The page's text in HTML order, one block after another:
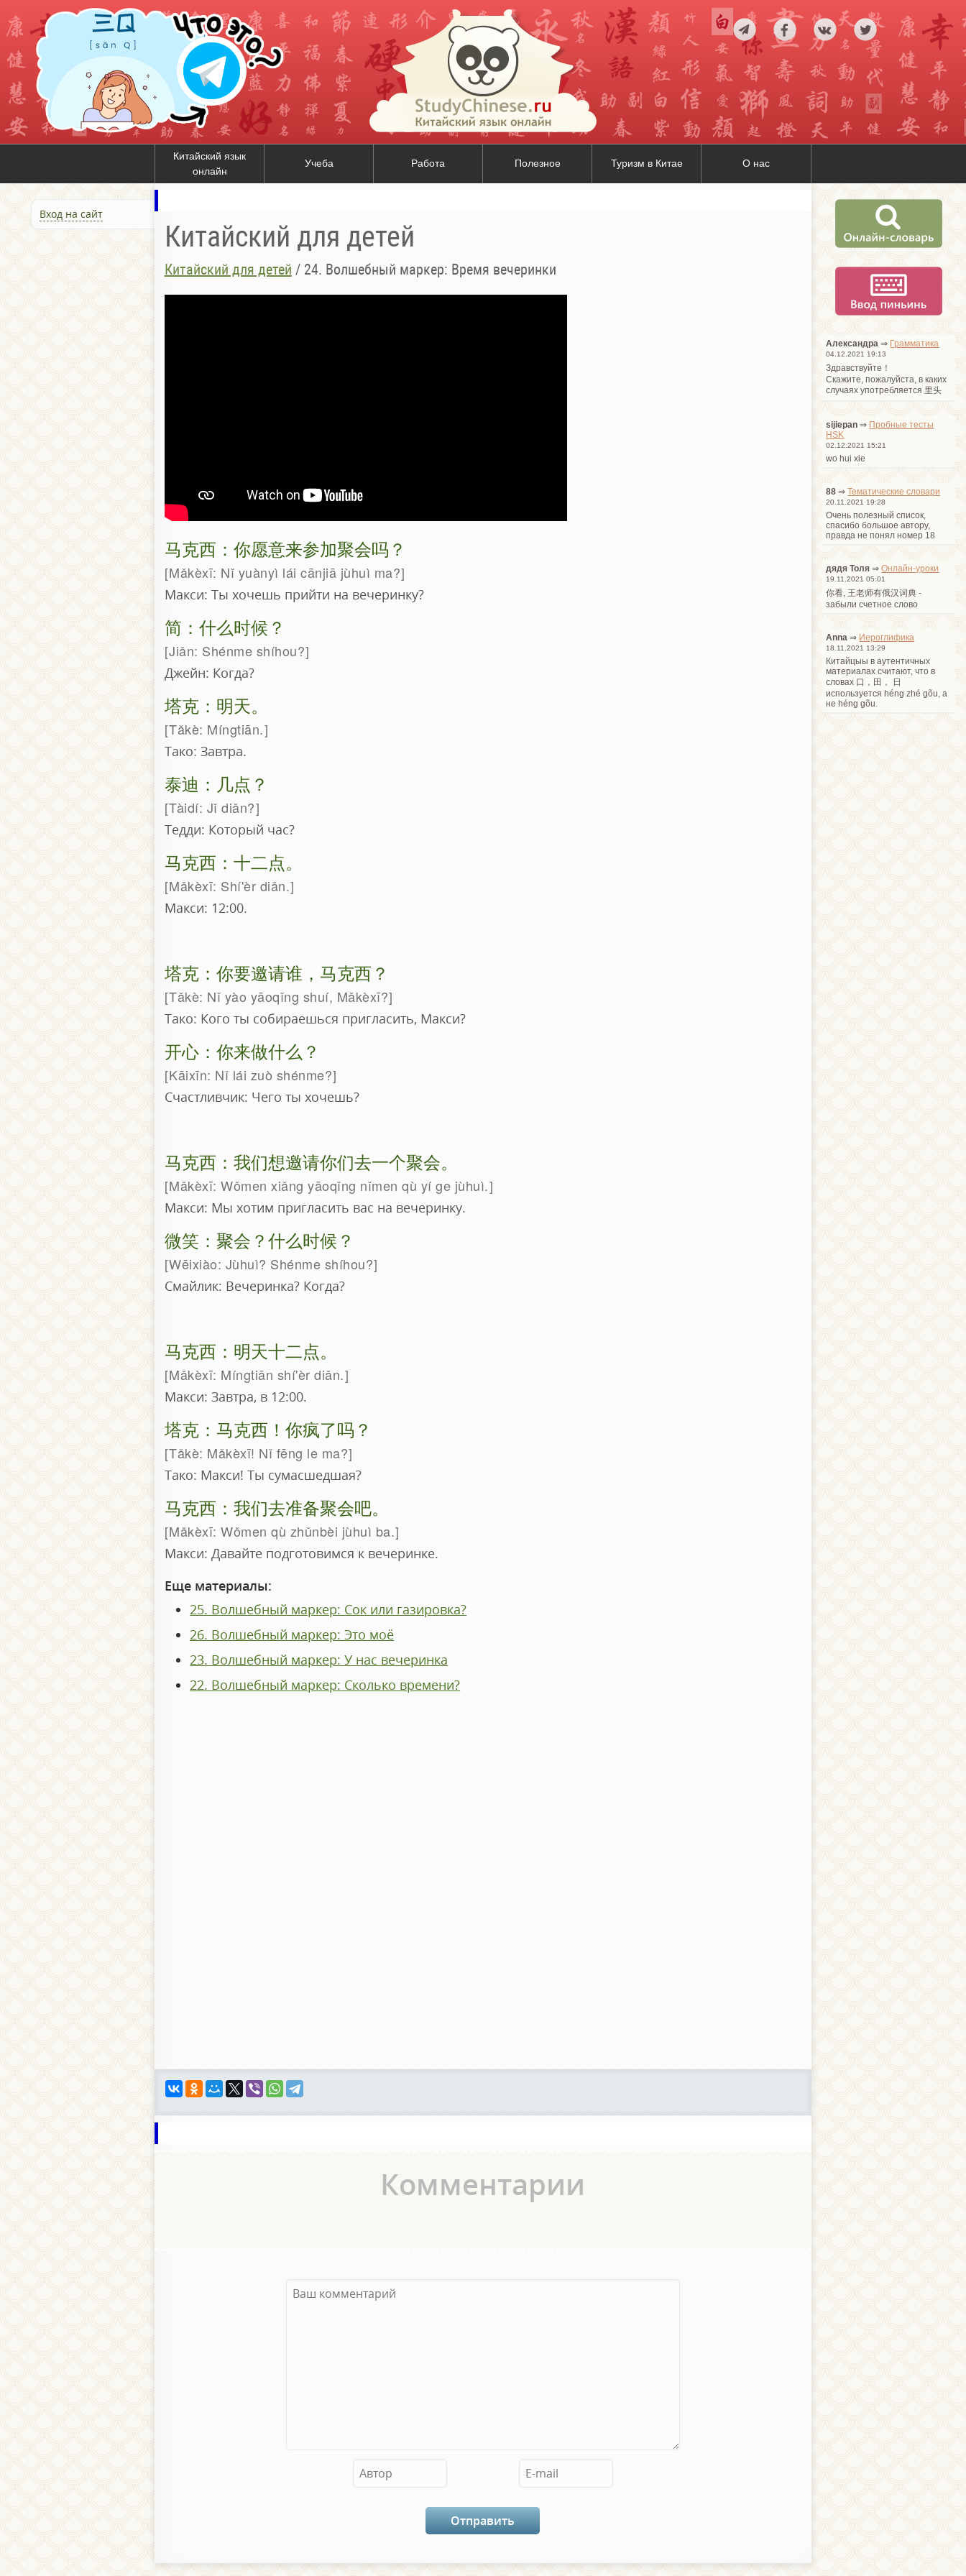
Китайский язык
онлайн
Учеба Работа Полезное Туризм в Китае О нас
Вход на сайт
Китайский для детей
Китайский для детей / 24. Волшебный маркер: Время вечеринки
马克西：你愿意来参加聚会吗？
Mǎkèxī: Nǐ yuànyì lái cānjiā jùhuì ma?
Макси: Ты хочешь прийти на вечеринку?
简：什么时候？
Jiǎn: Shénme shíhou?
Джейн: Когда?
塔克：明天。
Tǎkè: Míngtiān.
Тако: Завтра.
泰迪：几点？
Tàidí: Jǐ diǎn?
Тедди: Который час?
马克西：十二点。
Mǎkèxī: Shí'èr diǎn.
Макси: 12:00.
塔克：你要邀请谁，马克西？
Tǎkè: Nǐ yào yāoqǐng shuí, Mǎkèxī?
Тако: Кого ты собираешься пригласить, Макси?
开心：你来做什么？
Kāixīn: Nǐ lái zuò shénme?
Счастливчик: Чего ты хочешь?
马克西：我们想邀请你们去一个聚会。
Mǎkèxī: Wǒmen xiǎng yāoqǐng nǐmen qù yí ge jùhuì.
Макси: Мы хотим пригласить вас на вечеринку.
微笑：聚会？什么时候？
Wēixiào: Jùhuì? Shénme shíhou?
Смайлик: Вечеринка? Когда?
马克西：明天十二点。
Mǎkèxī: Míngtiān shí'èr diǎn.
Макси: Завтра, в 12:00.
塔克：马克西！你疯了吗？
Tǎkè: Mǎkèxī! Nǐ fēng le ma?
Тако: Макси! Ты сумасшедшая?
马克西：我们去准备聚会吧。
Mǎkèxī: Wǒmen qù zhǔnbèi jùhuì ba.
Макси: Давайте подготовимся к вечеринке.
Еще материалы:
25. Волшебный маркер: Сок или газировка?
26. Волшебный маркер: Это моё
23. Волшебный маркер: У нас вечеринка
22. Волшебный маркер: Сколько времени?
Комментарии
Александра ⇒ Грамматика
04.12.2021 19:13
Здравствуйте！
Cкажите, пожалуйста, в каких
случаях употребляется 里头
sijiepan ⇒ Пробные тесты
HSK
02.12.2021 15:21
wo hui xie
88 ⇒Тематические словари
20.11.2021 19:28
Очень полезный список,
спасибо большое автору,
правда не понял номер 18
дядя Толя ⇒Онлайн-уроки
19.11.2021 05:01
你看, 王老师有俄汉词典 -
забыли счетное слово
Anna ⇒ Иероглифика
18.11.2021 13:29
Китайцыы в аутентичных
материалах считают, что в
словах 口，田， 日
используется héng zhé gõu, а
не héng gõu.